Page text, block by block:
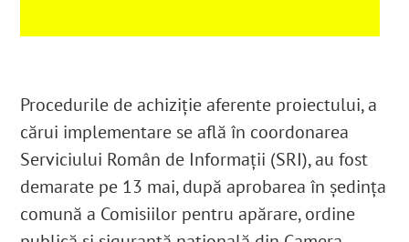
Procedurile de achiziție aferente proiectului, a
cărui implementare se află în coordonarea
Serviciului Român de Informații (SRI), au fost
demarate pe 13 mai, după aprobarea în ședința
comună a Comisiilor pentru apărare, ordine